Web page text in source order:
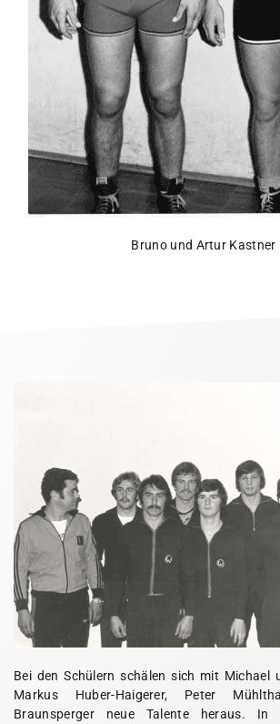
Bruno und Artur Kastner
Bei den Schülern schälen sich mit Michael
Markus Huber-Haigerer, Peter
Braunsperger neue Talente heraus.
Service